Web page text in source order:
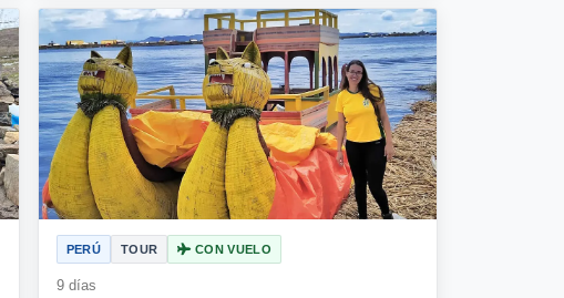
PERÚ TOUR CON VUELO
9 días